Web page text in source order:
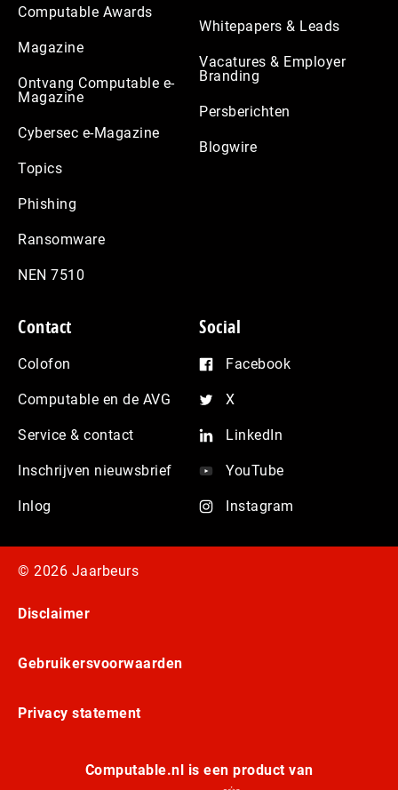
Computable Awards
Magazine
Ontvang Computable e-
Magazine
Cybersec e-Magazine
Topics
Phishing
Ransomware
NEN 7510
Whitepapers & Leads
Vacatures & Employer
Branding
Persberichten
Blogwire
Contact
Colofon
Computable en de AVG
Service & contact
Inschrijven nieuwsbrief
Inlog
Social
Facebook
X
LinkedIn
YouTube
Instagram
© 2026 Jaarbeurs
Disclaimer
Gebruikersvoorwaarden
Privacy statement
Computable.nl is een product van